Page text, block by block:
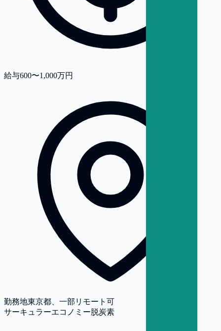
給与600〜1,000万円
勤務地東京都、一部リモート可
サーキュラーエコノミー脱炭素